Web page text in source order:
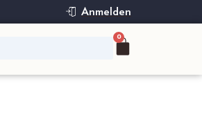
Anmelden
0